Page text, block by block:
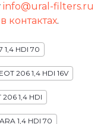
info@ural-filters.ru
контактах.
1,4 HDI 70
206 1,4 HDI 16V
206 1,4 HDI
1,4 HDI 70